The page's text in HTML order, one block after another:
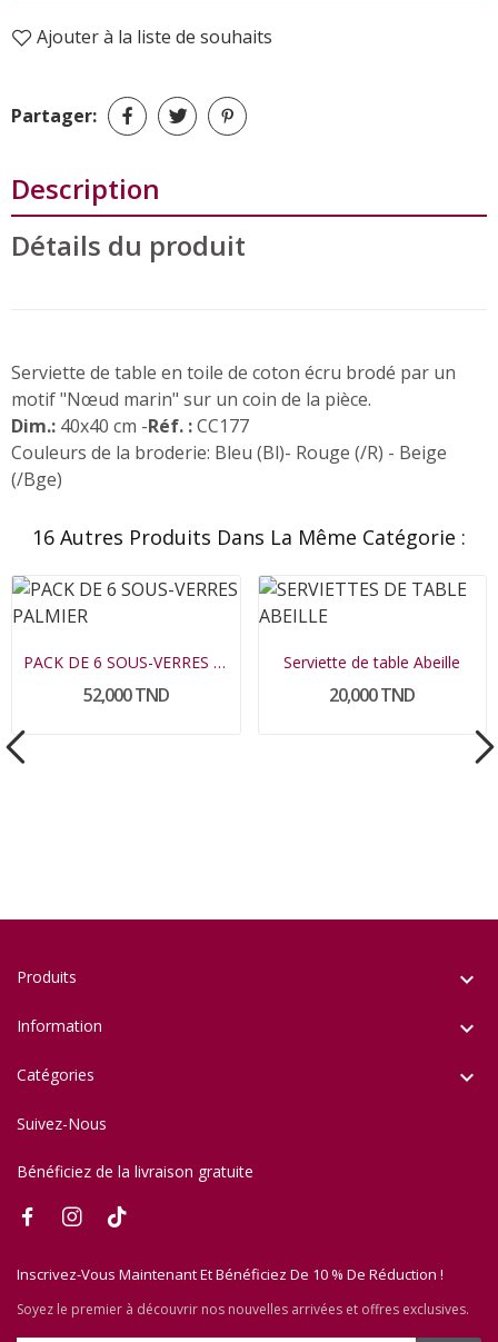
Ajouter à la liste de souhaits
Partager:
Description
Détails du produit
Serviette de table en toile de coton écru brodé par un
motif "Nœud marin" sur un coin de la pièce.
Dim.: 40x40 cm -Réf. :CC177
Couleurs de la broderie: Bleu (Bl)- Rouge (/R) - Beige
(/Bge)
16 Autres Produits Dans La Même Catégorie :
PACK DE 6 SOUS-VERRES PALMIER
52,000 TND
Serviette de table Abeille
20,000 TND
Produits 
Information 
Catégories 
Suivez-Nous
Bénéficiez de la livraison gratuite
Inscrivez-Vous Maintenant Et Bénéficiez De 10 % De Réduction !
Soyez le premier à découvrir nos nouvelles arrivées et offres exclusives.